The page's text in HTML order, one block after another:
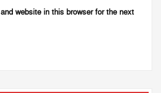
website in this browser for the next